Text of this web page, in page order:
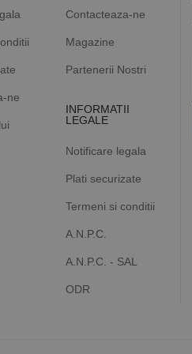
ne
Contacteaza-ne
Magazine
Partenerii Nostri
INFORMATII
LEGALE
Notificare legala
Plati securizate
Termeni si conditii
A.N.P.C.
A.N.P.C. - SAL
ODR